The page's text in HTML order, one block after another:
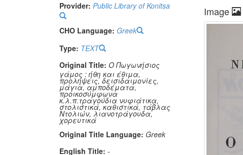
Provider: Public Library of Konitsa
CHO Language: Greek
Type: TEXT
Original Title: Ο Πωγωνήσιος
γάμος : ήθη και έθιμα,
προλήψεις, δεισιδαιμονίες,
μάγια, αμποδέματα,
προικοσύμφωνα
κ.λ.π.τραγούδια νυφιάτικα,
στολιστικά, καθιστικά, τάβλας
Ντολιών, λιανοτράγουδα,
χορευτικά
Original Title Language: Greek
English Title: -
Image